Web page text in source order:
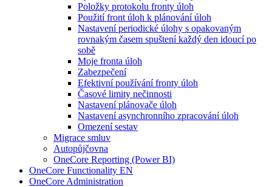
Položky protokolu fronty úloh
Použití front úloh k plánování úloh
Nastavení periodické úlohy s opakovaným
rovnakým časem spuštení každý den idoucí po
sobě
Moje fronta úloh
Zabezpečení
Efektivní používání fronty úloh
Časové limity nečinnosti
Nastavení plánovače úloh
Nastavení asynchronního zpracování úloh
Omezení sestav
Migrace smluv
Autopůjčovna
OneCore Reporting (Power BI)
OneCore Functionality EN
OneCore Administration